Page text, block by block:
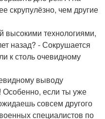
скрупулёзно, чем другие
высокими технологиями,
назад? - Сокрушается
к столь очевидному
выводу
Особенно, если ты уже
совсем другого
специалистов по